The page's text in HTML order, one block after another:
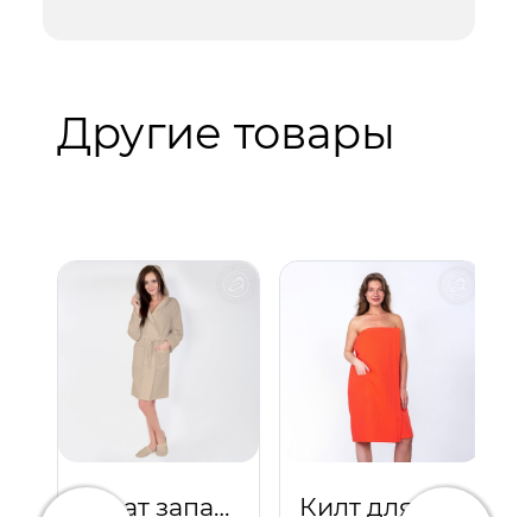
Другие товары
Халат запашной с капюшоном (бежевый)